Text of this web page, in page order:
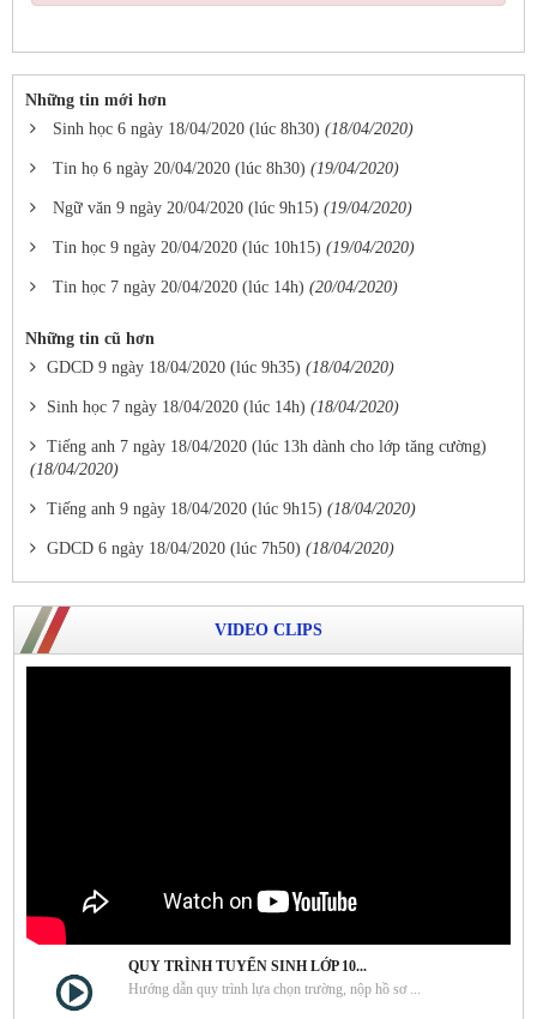
Những tin mới hơn
Sinh học 6 ngày 18/04/2020 (lúc 8h30) (18/04/2020)
Tin họ 6 ngày 20/04/2020 (lúc 8h30) (19/04/2020)
Ngữ văn 9 ngày 20/04/2020 (lúc 9h15) (19/04/2020)
Tin học 9 ngày 20/04/2020 (lúc 10h15) (19/04/2020)
Tin học 7 ngày 20/04/2020 (lúc 14h) (20/04/2020)
Những tin cũ hơn
GDCD 9 ngày 18/04/2020 (lúc 9h35) (18/04/2020)
Sinh học 7 ngày 18/04/2020 (lúc 14h) (18/04/2020)
Tiếng anh 7 ngày 18/04/2020 (lúc 13h dành cho lớp tăng cường)
(18/04/2020)
Tiếng anh 9 ngày 18/04/2020 (lúc 9h15) (18/04/2020)
GDCD 6 ngày 18/04/2020 (lúc 7h50) (18/04/2020)
VIDEO CLIPS
QUY TRÌNH TUYỂN SINH LỚP 10...
Hướng dẫn quy trình lựa chọn trường, nộp hồ sơ ...